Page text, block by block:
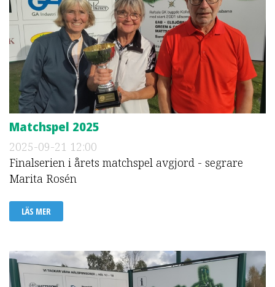
Matchspel 2025
2025-09-21 12:00
Finalserien i årets matchspel avgjord - segrare
Marita Rosén
LÄS MER